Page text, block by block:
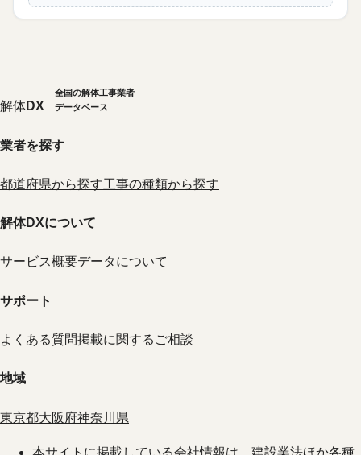
解体DX
全国の解体工事業者
データベース
業者を探す
都道府県から探す工事の種類から探す
解体DXについて
サービス概要データについて
サポート
よくある質問掲載に関するご相談
地域
東京都大阪府神奈川県
本サイトに掲載している会社情報は、建設業法ほか各種